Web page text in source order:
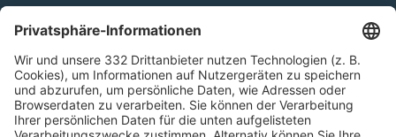
Kontakt
HÄUFIG BESUCHTE SEITEN
Pässe und Vereinswechsel
Trainerausbildung